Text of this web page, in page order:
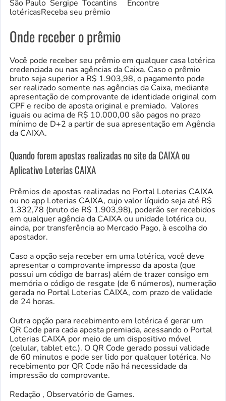
São Paulo Sergipe Tocantins Encontre
lotéricasReceba seu prêmio
Onde receber o prêmio
Você pode receber seu prêmio em qualquer casa lotérica
credenciada ou nas agências da Caixa. Caso o prêmio
bruto seja superior a R$ 1.903,98, o pagamento pode
ser realizado somente nas agências da Caixa, mediante
apresentação de comprovante de identidade original com
CPF e recibo de aposta original e premiado. Valores
iguais ou acima de R$ 10.000,00 são pagos no prazo
mínimo de D+2 a partir de sua apresentação em Agência
da CAIXA.
Quando forem apostas realizadas no site da CAIXA ou
Aplicativo Loterias CAIXA
Prêmios de apostas realizadas no Portal Loterias CAIXA
ou no app Loterias CAIXA, cujo valor líquido seja até R$
1.332,78 (bruto de R$ 1.903,98), poderão ser recebidos
em qualquer agência da CAIXA ou unidade lotérica ou,
ainda, por transferência ao Mercado Pago, à escolha do
apostador.
Caso a opção seja receber em uma lotérica, você deve
apresentar o comprovante impresso da aposta (que
possui um código de barras) além de trazer consigo em
memória o código de resgate (de 6 números), numeração
gerada no Portal Loterias CAIXA, com prazo de validade
de 24 horas.
Outra opção para recebimento em lotérica é gerar um
QR Code para cada aposta premiada, acessando o Portal
Loterias CAIXA por meio de um dispositivo móvel
(celular, tablet etc.). O QR Code gerado possui validade
de 60 minutos e pode ser lido por qualquer lotérica. No
recebimento por QR Code não há necessidade da
impressão do comprovante.
Redação , Observatório de Games.